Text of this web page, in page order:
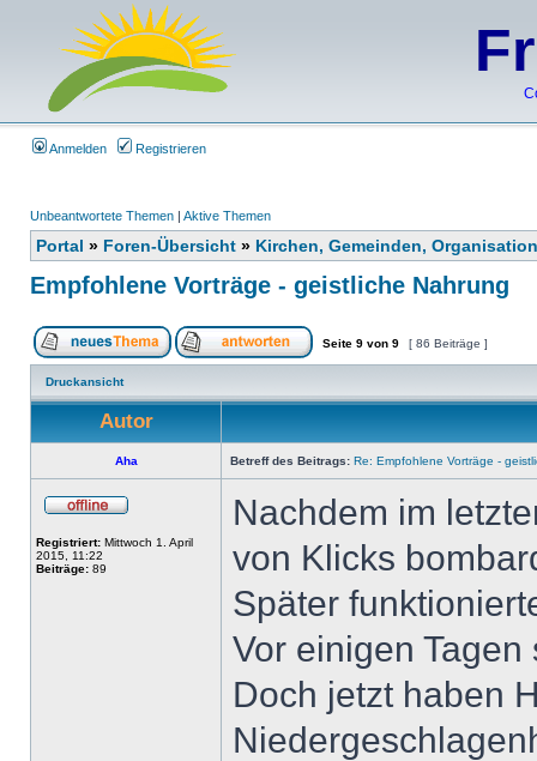
Anmelden Registrieren
Unbeantwortete Themen | Aktive Themen
Portal » Foren-Übersicht » Kirchen, Gemeinden,
Empfohlene Vorträge - geistliche Nahrung
Seite 9 von 9 [ 86 Beiträge ]
Druckansicht
Autor
Aha Betreff des Beitrags: Re: Empfohlene Vorträge -
Registriert: Mittwoch 1. April
2015, 11:22
Beiträge: 89
Nachdem im
von Klicks
Später
Vor einigen
Doch jetzt haben